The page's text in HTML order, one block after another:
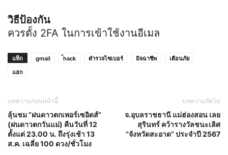
วิธีป้องกัน
ควรตั้ง 2FA ในการเข้าใช้งานอีเมล
แท็ก gmail ้hack ตำรวจไซเบอร์ มิจฉาชีพ
เตือนภัย
แฮก
บทความก่อนหน้านี้
ลุ้นชม “ฝนดาวตกเพอร์เซอิดส์”
(ฝนดาวตกวันแม่) คืนวันที่ 12
ตั้งแต่ 23.00 น. ถึงรุ่งเช้า 13
ส.ค. เฉลี่ย 100 ดวง/ชั่วโมง
บทความถัดไป
จ.อุบลราชธานี แม่ฮ่องสอน เลย
สุรินทร์ คว้ารางวัลชนะเลิศ
“จังหวัดสะอาด” ประจำปี 2567